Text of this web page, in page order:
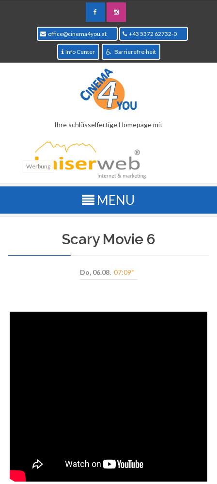
office@cinema4you.at +43 5372 62732-0
Info Center Barrierefreiheit
Ihre schlüsselfertige Homepage mit
Werbung
Scary Movie 6
Do, 06.08. 07:09*
Kinoprogramm
Übersichtliche Wochenansicht aller Filme welche im
MEHR INFOS